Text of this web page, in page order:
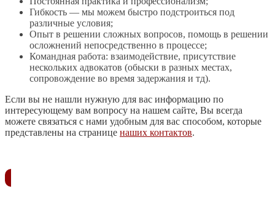
Гибкость — мы можем быстро подстроиться под
различные условия;
Опыт в решении сложных вопросов, помощь в решении
осложнений непосредственно в процессе;
Командная работа: взаимодействие, присутствие
нескольких адвокатов (обыски в разных местах,
сопровождение во время задержания и тд).
Если вы не нашли нужную для вас информацию по
интересующему вам вопросу на нашем сайте, Вы всегда
можете связаться с нами удобным для вас способом, которые
представлены на странице наших контактов.